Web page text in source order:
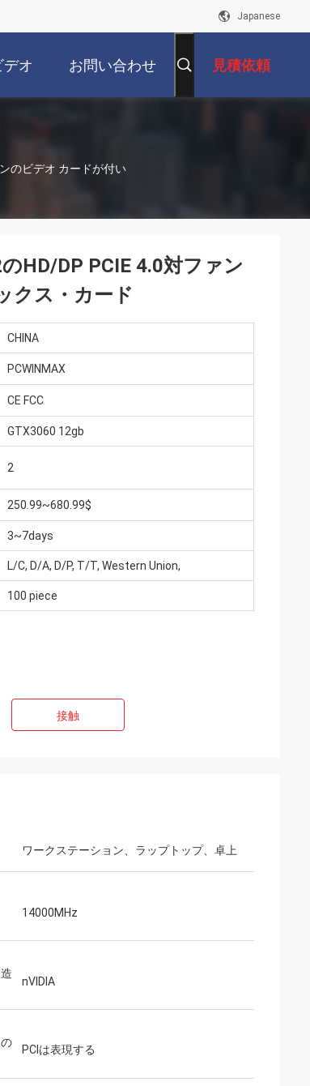
Japanese
デオ お問い合わせ 見積依頼
のビデオ カードが付い
HD/DP PCIE 4.0対ファン
クス・カード
CHINA
PCWINMAX
CE FCC
GTX3060 12gb
2
250.99~680.99$
3~7days
L/C, D/A, D/P, T/T, Western Union,
100 piece
接触
ワークステーション、ラップトップ、卓上
14000MHz
nVIDIA
PCIは表現する